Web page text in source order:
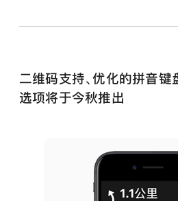
二维码支持、优化的拼音
选项将于今秋推出